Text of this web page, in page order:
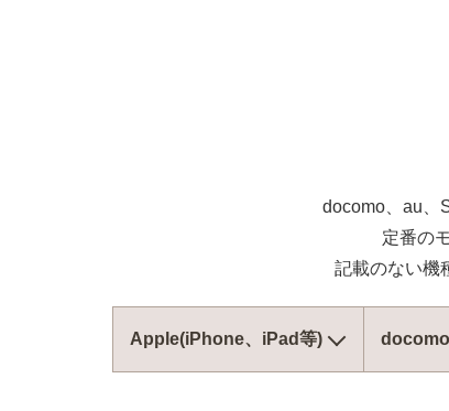
docomo、au、
定番の
記載のない機
Apple(iPhone、iPad等) docomo